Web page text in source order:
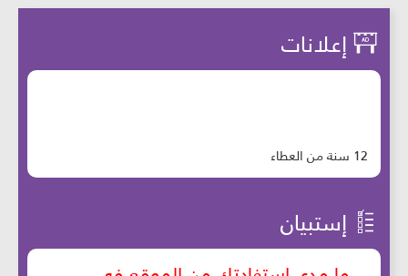
إعلانات
12 سنة من العطاء
إستبيان